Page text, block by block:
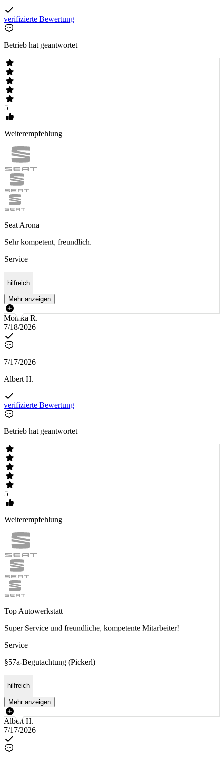
verifizierte Bewertung
Betrieb hat geantwortet
5
Weiterempfehlung
Seat Arona
Sehr kompetent, freundlich.
Service
hilfreich
Mehr anzeigen
Monika R.
7/18/2026
7/17/2026
Albert H.
verifizierte Bewertung
Betrieb hat geantwortet
5
Weiterempfehlung
Top Autowerkstatt
Super Service und freundliche, kompetente Mitarbeiter!
Service
§57a-Begutachtung (Pickerl)
hilfreich
Mehr anzeigen
Albert H.
7/17/2026